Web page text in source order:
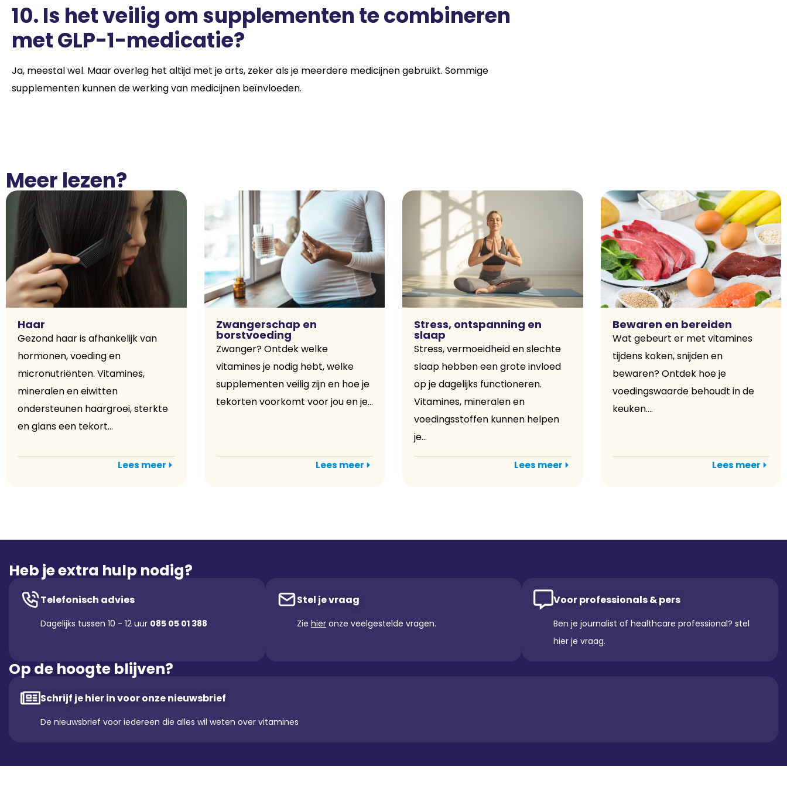
10. Is het veilig om supplementen te combineren
met GLP-1-medicatie?
Ja, meestal wel. Maar overleg het altijd met je arts, zeker als je meerdere medicijnen gebruikt. Sommige
supplementen kunnen de werking van medicijnen beïnvloeden.
Meer lezen?
Haar
Gezond haar is afhankelijk van
hormonen, voeding en
micronutriënten. Vitamines,
mineralen en eiwitten
ondersteunen haargroei, sterkte
en glans een tekort...
Lees meer
Zwangerschap en
borstvoeding
Zwanger? Ontdek welke
vitamines je nodig hebt, welke
supplementen veilig zijn en hoe je
tekorten voorkomt voor jou en je...
Lees meer
Stress, ontspanning en
slaap
Stress, vermoeidheid en slechte
slaap hebben een grote invloed
op je dagelijks functioneren.
Vitamines, mineralen en
voedingsstoffen kunnen helpen
je...
Lees meer
Bewaren en bereiden
Wat gebeurt er met vitamines
tijdens koken, snijden en
bewaren? Ontdek hoe je
voedingswaarde behoudt in de
keuken....
Lees meer
Heb je extra hulp nodig?
Telefonisch advies
Dagelijks tussen 10 - 12 uur 085 05 01 388
Stel je vraag
Zie hier onze veelgestelde vragen.
Voor professionals & pers
Ben je journalist of healthcare professional? stel
hier je vraag.
Op de hoogte blijven?
Schrijf je hier in voor onze nieuwsbrief
De nieuwsbrief voor iedereen die alles wil weten over vitamines